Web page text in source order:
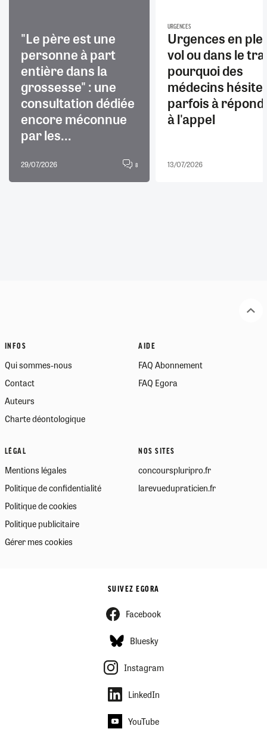
"Le père est une
personne à part
entière dans la
grossesse" : une
consultation dédiée
encore méconnue
par les...
29/07/2026 8
URGENCES
Urgences en
vol ou dans le
pourquoi des
médecins
parfois à
à l'appel
13/07/2026
INFOS
Qui sommes-nous
Contact
Auteurs
Charte déontologique
AIDE
FAQ Abonnement
FAQ Egora
LÉGAL
Mentions légales
Politique de confidentialité
Politique de cookies
Politique publicitaire
Gérer mes cookies
NOS SITES
concourspluripro.fr
larevuedupraticien.fr
SUIVEZ EGORA
Facebook
Bluesky
Instagram
LinkedIn
YouTube